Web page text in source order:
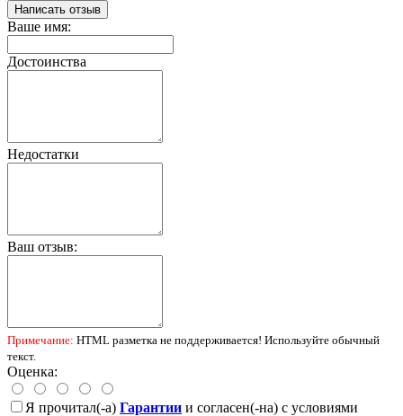
Написать отзыв
Ваше имя:
Достоинства
Недостатки
Ваш отзыв:
Примечание: HTML разметка не поддерживается! Используйте обычный
текст.
Оценка:
Я прочитал(-а) Гарантии и согласен(-на) с условиями